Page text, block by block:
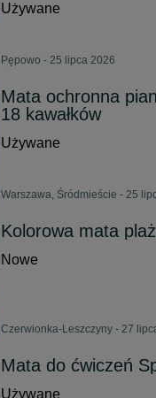
Używane
Pępowo - 25 lipca 2026
Mata ochronna
18 kawałków
Używane
Warszawa, Śródmieście - 25
Kolorowa mata
Nowe
Czerwionka-Leszczyny - 27
Mata do ćwiczeń
Używane